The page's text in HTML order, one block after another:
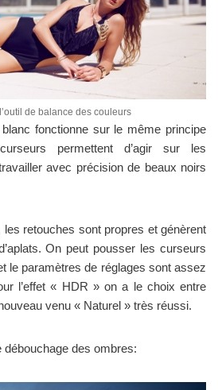
de balance des couleurs
fonctionne sur le même principe
permettent d’agir sur les
avec précision de beaux noirs
les retouches sont propres et génèrent
On peut pousser les curseurs
le paramètres de réglages sont assez
l’effet « HDR » on a le choix entre
venu « Naturel » très réussi.
des ombres: